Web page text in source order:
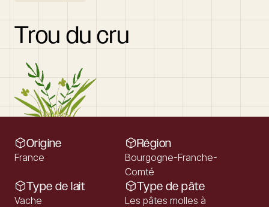
Trou du cru
Origine
France
Région
Bourgogne-Franche-
Comté
Type de lait
Vache
Type de pâte
Les pâtes molles à